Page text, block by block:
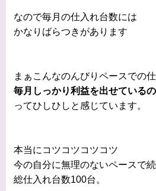
なので毎月の仕入れ台数には
かなりばらつきがあります
まぁこんなのんびりペースでの
毎月しっかり利益を出せている
ってひしひしと感じています。
本当にコツコツコツコツ
今の自分に無理のないペースで
総仕入れ台数100台。